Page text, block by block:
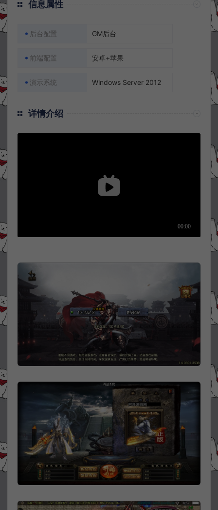
信息属性
后台配置 GM后台
前端配置 安卓+苹果
演示系统 Windows Server 2012
详情介绍